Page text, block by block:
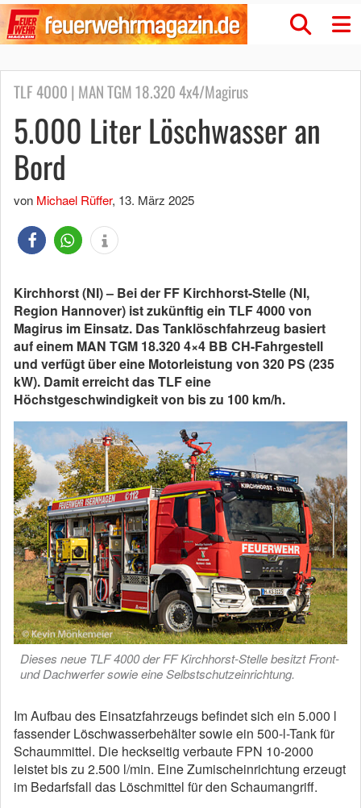
TLF 4000 | MAN TGM 18.320 4x4/Magirus
5.000 Liter Löschwasser an
Bord
von Michael Rüffer, 13. März 2025
Kirchhorst (NI) – Bei der FF Kirchhorst-Stelle (NI,
Region Hannover) ist zukünftig ein TLF 4000 von
Magirus im Einsatz. Das Tanklöschfahrzeug basiert
auf einem MAN TGM 18.320 4×4 BB CH-Fahrgestell
und verfügt über eine Motorleistung von 320 PS (235
kW). Damit erreicht das TLF eine
Höchstgeschwindigkeit von bis zu 100 km/h.
Dieses neue TLF 4000 der FF Kirchhorst-Stelle besitzt Front-
und Dachwerfer sowie eine Selbstschutzeinrichtung.
Im Aufbau des Einsatzfahrzeugs befindet sich ein 5.000 l
fassender Löschwasserbehälter sowie ein 500-l-Tank für
Schaummittel. Die heckseitig verbaute FPN 10-2000
leistet bis zu 2.500 l/min. Eine Zumischeinrichtung erzeugt
im Bedarfsfall das Löschmittel für den Schaumangriff.